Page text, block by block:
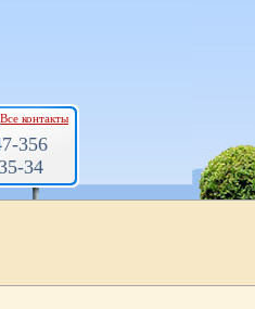
Все контакты
356
34